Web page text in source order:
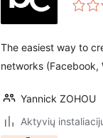
The easiest way to
networks
Yannick ZOHOU
Aktyvių